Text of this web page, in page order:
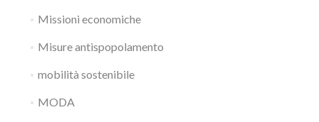
Missioni economiche
Misure antispopolamento
mobilità sostenibile
MODA